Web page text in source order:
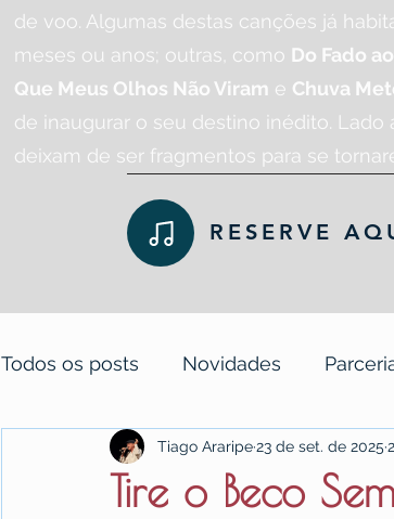
RESERVE
de voo. Algumas destas canções já
meses ou anos; outras, como Do Fado
Que Meus Olhos Não Viram e Chuva
de inaugurar o seu destino inédito. Lado
deixam de ser fragmentos para se
Todos os posts Novidades
Poemas-pílulas, contos-gotas
Tire o Beco
Tiago Araripe23 de set. de 2025